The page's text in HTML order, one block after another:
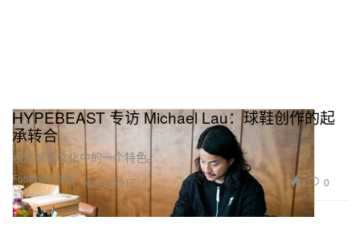
Footwear 球鞋
HYPEBEAST 专访 Michael Lau：球鞋创作的起
承转合
表达球鞋文化中的一个特色。
Nov 8, 2017 8 0